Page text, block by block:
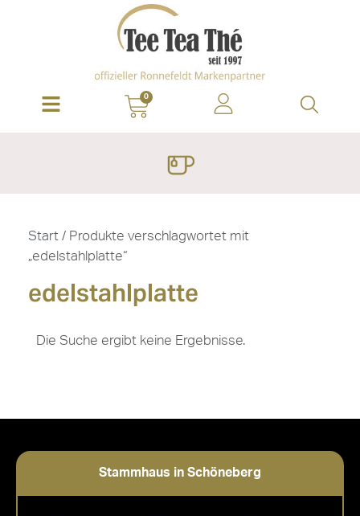
0
Start / Produkte verschlagwortet mit
„edelstahlplatte“
edelstahlplatte
Die Suche ergibt keine Ergebnisse.
Stammhaus in Schöneberg